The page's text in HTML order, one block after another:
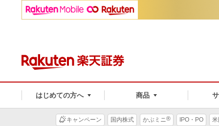
はじめての方へ 商品
キャンペーン 国内株式 かぶミニ® IPO・PO